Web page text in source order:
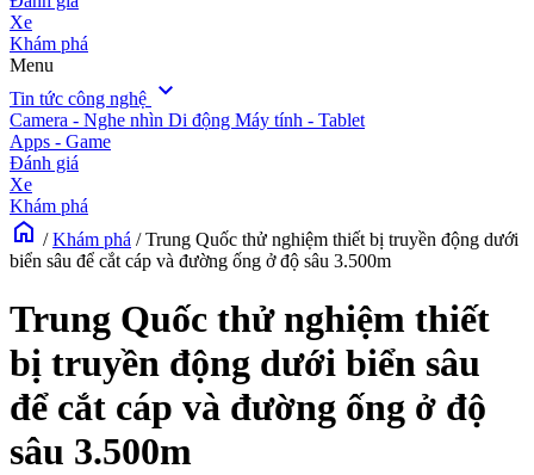
Xe
Khám phá
Menu
Tin tức công nghệ expand_more
Camera - Nghe nhìn Di động Máy tính - Tablet
Apps - Game
Đánh giá
Xe
Khám phá
home / Khám phá / Trung Quốc thử nghiệm thiết bị truyền động dưới
biển sâu để cắt cáp và đường ống ở độ sâu 3.500m
Trung Quốc thử nghiệm thiết
bị truyền động dưới biển sâu
để cắt cáp và đường ống ở độ
sâu 3.500m